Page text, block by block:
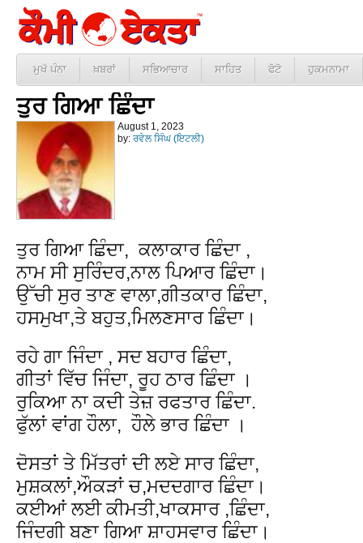
ਮੁਖੱ ਪੰਨਾ ਖ਼ਬਰਾਂ ਸਭਿਆਚਾਰ ਸਾਹਿਤ ਫੋਟੋ ਹੁਕਮਨਾਮਾ
ਤੁਰ ਗਿਆ ਛਿੰਦਾ
August 1, 2023
by: ਰਵੇਲ ਸਿੰਘ (ਇਟਲੀ)
ਤੁਰ ਗਿਆ ਛਿੰਦਾ, ਕਲਾਕਾਰ ਛਿੰਦਾ ,
ਨਾਮ ਸੀ ਸੁਰਿੰਦਰ,ਨਾਲ ਪਿਆਰ ਛਿੰਦਾ।
ਉੱਚੀ ਸੁਰ ਤਾਣ ਵਾਲਾ,ਗੀਤਕਾਰ ਛਿੰਦਾ,
ਹਸਮੁਖਾ,ਤੇ ਬਹੁਤ,ਮਿਲਣਸਾਰ ਛਿੰਦਾ।
ਰਹੇ ਗਾ ਜਿੰਦਾ , ਸਦ ਬਹਾਰ ਛਿੰਦਾ,
ਗੀਤਾਂ ਵਿੱਚ ਜਿੰਦਾ, ਰੂਹ ਠਾਰ ਛਿੰਦਾ ।
ਰੁਕਿਆ ਨਾ ਕਦੀ ਤੇਜ਼ ਰਫਤਾਰ ਛਿੰਦਾ.
ਫੁੱਲਾਂ ਵਾਂਗ ਹੌਲਾ, ਹੌਲੇ ਭਾਰ ਛਿੰਦਾ ।
ਦੋਸਤਾਂ ਤੇ ਮਿੱਤਰਾਂ ਦੀ ਲਏ ਸਾਰ ਛਿੰਦਾ,
ਮੁਸ਼ਕਲਾਂ,ਔਕੜਾਂ ਚ,ਮਦਦਗਾਰ ਛਿੰਦਾ।
ਕਈਆਂ ਲਈ ਕੀਮਤੀ,ਖਾਕਸਾਰ ,ਛਿੰਦਾ,
ਜਿੰਦਗੀ ਬਣਾ ਗਿਆ ਸ਼ਾਹਸਵਾਰ ਛਿੰਦਾ।